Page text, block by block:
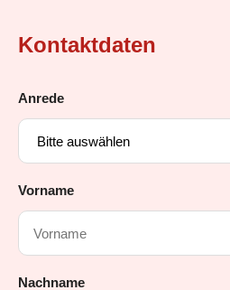
Kontaktdaten
Anrede
Vorname
Nachname